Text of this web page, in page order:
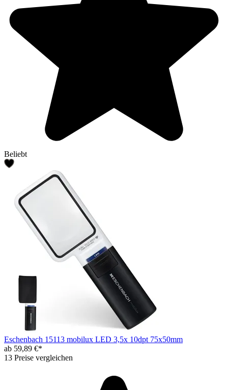
Beliebt
Eschenbach 15113 mobilux LED 3,5x 10dpt 75x50mm
ab 59,89 €*
13 Preise vergleichen